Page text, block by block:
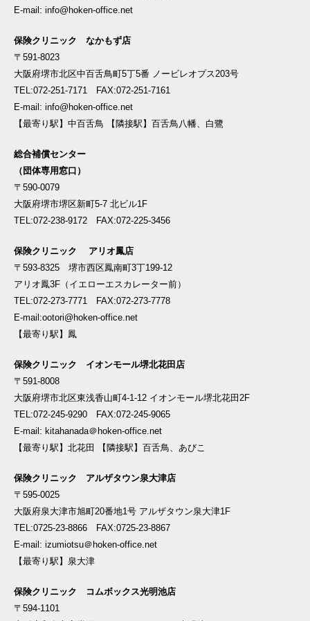
E-mail: info@hoken-office.net
保険クリニック なかもず店
〒591-8023
大阪府堺市北区中百舌鳥町5丁5番 ノービレオプス203号
TEL:072-251-7171 FAX:072-251-7161
E-mail: info@hoken-office.net
【最寄り駅】中百舌鳥 【隣接駅】百舌鳥八幡、白鷺
総合補償センター
（団体専用窓口）
〒590-0079
大阪府堺市堺区新町5-7 北ビル1F
TEL:072-238-9172 FAX:072-225-3456
保険クリニック アリオ鳳店
〒593-8325 堺市西区鳳南町3丁199-12
アリオ鳳3F（イエローエスカレーター前）
TEL:072-273-7771 FAX:072-273-7778
E-mail:ootori@hoken-office.net
【最寄り駅】鳳
保険クリニック イオンモール堺北花田店
〒591-8008
大阪府堺市北区東浅香山町4-1-12 イオンモール堺北花田2F
TEL:072-245-9290 FAX:072-245-9065
E-mail: kitahanada＠hoken-office.net
【最寄り駅】北花田 【隣接駅】百舌鳥、あびこ
保険クリニック アルザタウン泉大津店
〒595-0025
大阪府泉大津市旭町20番地1号 アルザタウン泉大津1F
TEL:0725-23-8866 FAX:0725-23-8867
E-mail: izumiotsu＠hoken-office.net
【最寄り駅】泉大津
保険クリニック コムボックス光明池店
〒594-1101